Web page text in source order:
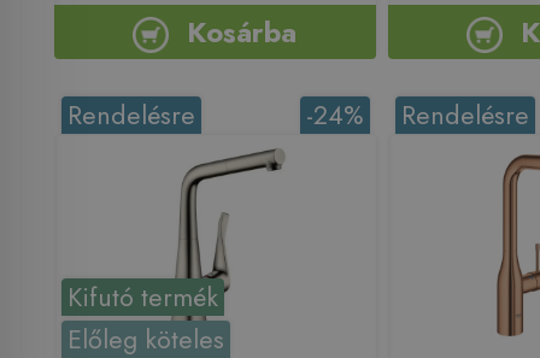
Kosárba
Kifutó termék
Előleg köteles
-24%
Rendelésre Rendelésre